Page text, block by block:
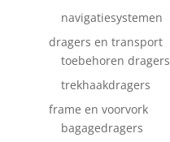
navigatiesystemen
dragers en transport
toebehoren dragers
trekhaakdragers
frame en voorvork
bagagedragers